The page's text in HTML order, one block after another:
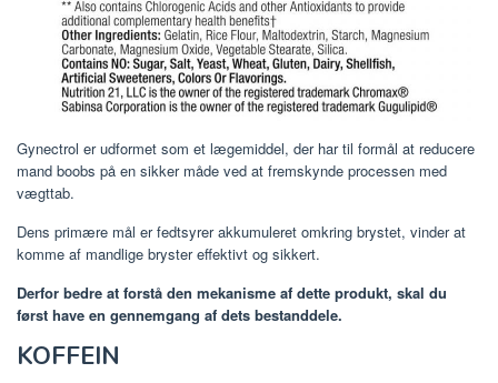
Gynectrol er udformet som et lægemiddel, der har til formål at reducere
mand boobs på en sikker måde ved at fremskynde processen med
vægttab.
Dens primære mål er fedtsyrer akkumuleret omkring brystet, vinder at
komme af mandlige bryster effektivt og sikkert.
Derfor bedre at forstå den mekanisme af dette produkt, skal du
først have en gennemgang af dets bestanddele.
KOFFEIN